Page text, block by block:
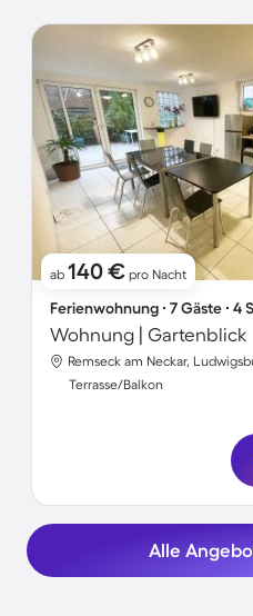
ab 140 € pro Nacht
Ferienwohnung ∙ 7 Gäste ∙ 4
Wohnung | Gartenblick
Remseck am Neckar,
Terrasse/Balkon
Alle